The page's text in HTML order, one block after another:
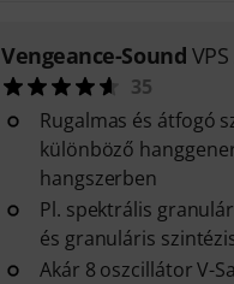
Vengeance-Sound
35
Rugalmas és átfogó
különböző
hangszerben
Pl. spektrális
és granuláris
Akár 8 oszcillátor V-